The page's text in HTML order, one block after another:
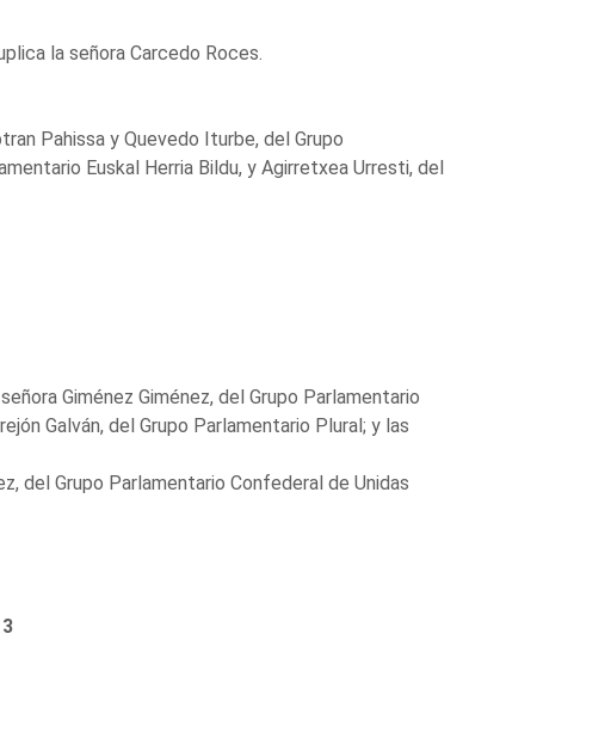
la señora Carcedo Roces.
Pahissa y Quevedo Iturbe, del Grupo
Euskal Herria Bildu, y Agirretxea Urresti, del
Giménez Giménez, del Grupo Parlamentario
Galván, del Grupo Parlamentario Plural; y las
del Grupo Parlamentario Confederal de Unidas